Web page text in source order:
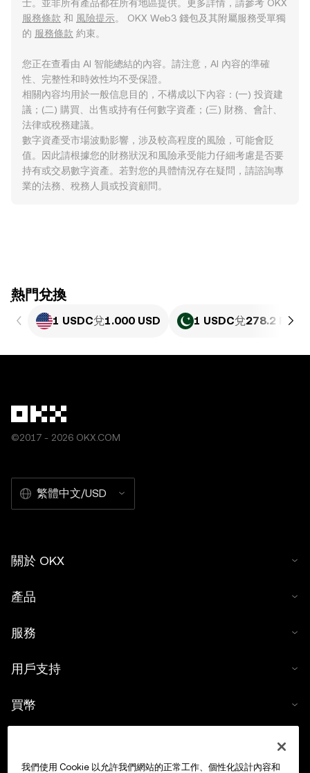
士。並非所有產品都在所有地區提供。更多詳情，請參考 OKX
服務條款 和 風險提示。 OKX Web3 錢包及其附屬服務受單獨
的 服務條款 約束。
您正在查看由 AI 智能總結的內容。請注意，AI 內容的準確
性、完整性和時效性均不受保證。
相關內容均用於一般信息目的，不構成以下內容：(一) 投資建
議；(二) 購買、出售或持有任何數字資產；(三) 財務、會計、
法律或稅務建議。
數字資產受市場波動影響，涉及較高程度的風險，可能會貶
值。因此請根據您的財務狀況和風險承受能力仔細考慮是否要
持有或交易數字資產。若對您的具體情況存在疑問，請諮詢專
業的法務、稅務人員或投資顧問。
ִִִִִִִִִִִִִִִִִִִִִִִִִִִִִִִִִִִִִִִִִִִִִִִִ熱門兌換
1 USDC兌1.000 USD 1 USDC兌278.2 PKR
©2017 - 2026 OKX.COM
繁體中文/USD
關於 OKX
產品
服務
用戶支持
買幣
我們使用 Cookie 以允許我們網站的正常工作、個性化設計內容和